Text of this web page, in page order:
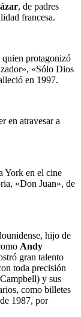
, de padres
francesa.
quien protagonizó
«Sólo Dios
en 1997.
en atravesar a
York en el cine
«Don Juan», de
hijo de
Andy
gran talento
toda precisión
y sus
como billetes
1987, por